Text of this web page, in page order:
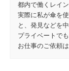
都内で働くレイ
実際に私が傘を
と、発見などを
プライベートで
お仕事のご依頼は